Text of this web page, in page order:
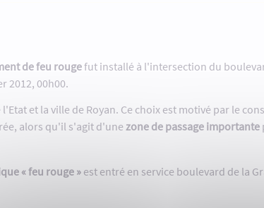
de feu rougefut installé à l'intersection du
2012, 00h00.
et la ville de Royan. Ce choix est motivé par le
alors qu'il s'agit d'une zone de passage importante
« feu rouge » est entré en service boulevard de la